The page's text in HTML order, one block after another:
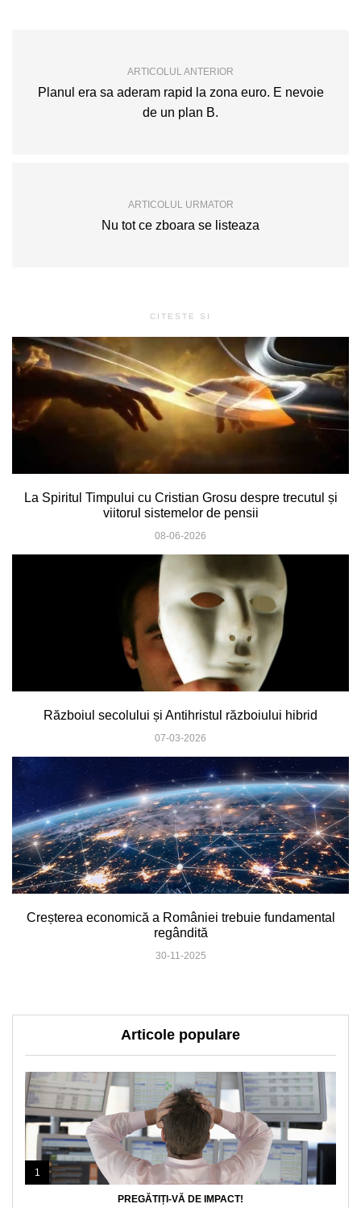
ARTICOLUL ANTERIOR
Planul era sa aderam rapid la zona euro. E nevoie
de un plan B.
ARTICOLUL URMATOR
Nu tot ce zboara se listeaza
CITESTE SI
La Spiritul Timpului cu Cristian Grosu despre trecutul și
viitorul sistemelor de pensii
08-06-2026
Războiul secolului și Antihristul războiului hibrid
07-03-2026
Creșterea economică a României trebuie fundamental
regândită
30-11-2025
Articole populare
1
PREGĂTIȚI-VĂ DE IMPACT!